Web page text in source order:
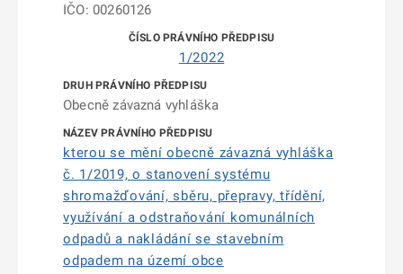
IČO: 00260126
1/2022
Obecně závazná vyhláška
kterou se mění obecně závazná vyhláška
č. 1/2019, o stanovení systému
shromažďování, sběru, přepravy, třídění,
využívání a odstraňování komunálních
odpadů a nakládání se stavebním
odpadem na území obce